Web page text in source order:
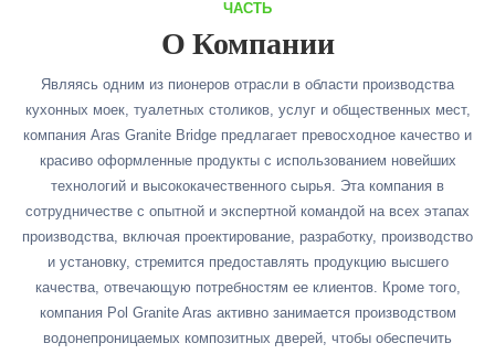
ЧАСТЬ
О Компании
Являясь одним из пионеров отрасли в области производства
кухонных моек, туалетных столиков, услуг и общественных мест,
компания Aras Granite Bridge предлагает превосходное качество и
красиво оформленные продукты с использованием новейших
технологий и высококачественного сырья. Эта компания в
сотрудничестве с опытной и экспертной командой на всех этапах
производства, включая проектирование, разработку, производство
и установку, стремится предоставлять продукцию высшего
качества, отвечающую потребностям ее клиентов. Кроме того,
компания Pol Granite Aras активно занимается производством
водонепроницаемых композитных дверей, чтобы обеспечить